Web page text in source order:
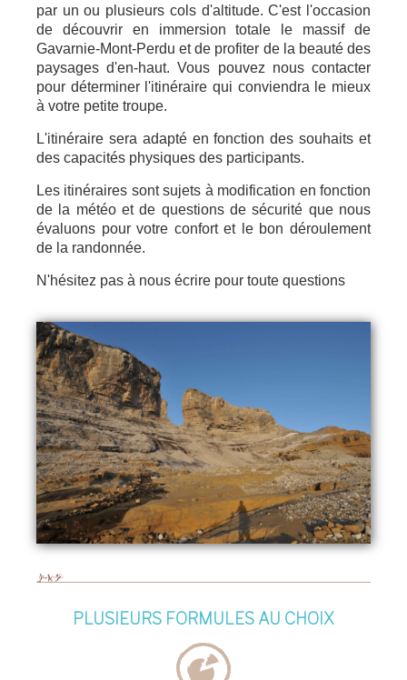
par un ou plusieurs cols d'altitude. C'est l'occasion
de découvrir en immersion totale le massif de
Gavarnie-Mont-Perdu et de profiter de la beauté des
paysages d'en-haut. Vous pouvez nous contacter
pour déterminer l'itinéraire qui conviendra le mieux
à votre petite troupe.
L'itinéraire sera adapté en fonction des souhaits et
des capacités physiques des participants.
Les itinéraires sont sujets à modification en fonction
de la météo et de questions de sécurité que nous
évaluons pour votre confort et le bon déroulement
de la randonnée.
N'hésitez pas à nous écrire pour toute questions
PLUSIEURS FORMULES AU CHOIX